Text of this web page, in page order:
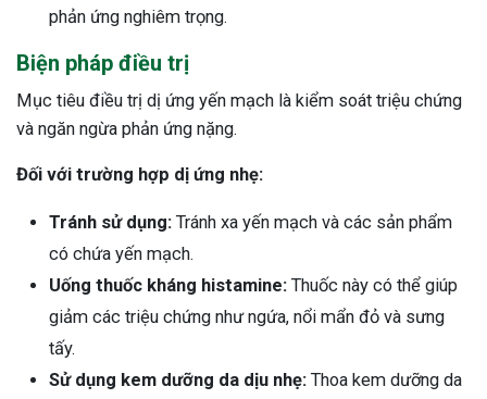
phản ứng nghiêm trọng.
Biện pháp điều trị
Mục tiêu điều trị dị ứng yến mạch là kiểm soát triệu chứng
và ngăn ngừa phản ứng nặng.
Đối với trường hợp dị ứng nhẹ:
Tránh sử dụng: Tránh xa yến mạch và các sản phẩm
có chứa yến mạch.
Uống thuốc kháng histamine: Thuốc này có thể giúp
giảm các triệu chứng như ngứa, nổi mẩn đỏ và sưng
tấy.
Sử dụng kem dưỡng da dịu nhẹ: Thoa kem dưỡng da